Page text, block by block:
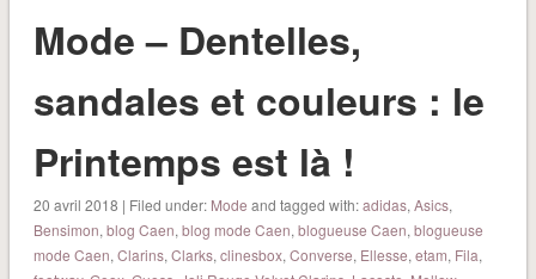
Mode – Dentelles,
sandales et couleurs : le
Printemps est là !
20 avril 2018 | Filed under: Mode and tagged with:adidas, Asics,
Bensimon, blog Caen, blog mode Caen, blogueuse Caen, blogueuse
mode Caen, Clarins, Clarks, clinesbox, Converse, Ellesse, etam, Fila,